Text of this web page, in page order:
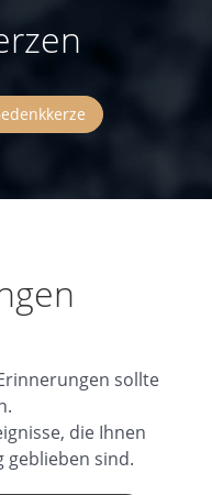
sollte
die Ihnen
geblieben sind.